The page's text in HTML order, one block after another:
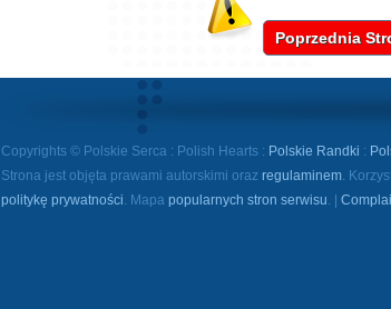
Poprzednia
Copyrights © Polskie Serca : Polish Hearts : Polskie Randki :
Strona jest objęta prawami autorskimi oraz regulaminem.
politykę prywatności. Mapa popularnych stron serwisu. |